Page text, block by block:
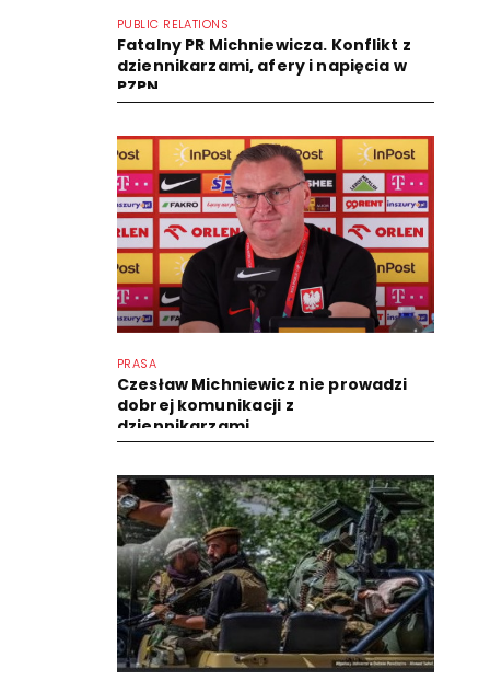
PUBLIC RELATIONS
Fatalny PR Michniewicza. Konflikt z
dziennikarzami, afery i napięcia w
PZPN
PRASA
Czesław Michniewicz nie prowadzi
dobrej komunikacji z
dziennikarzami...